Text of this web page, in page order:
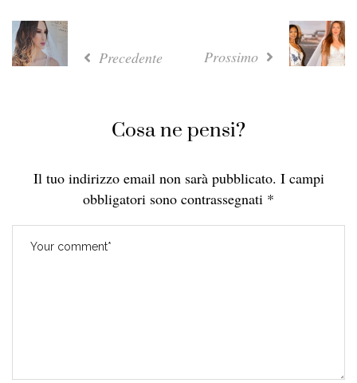
Precedente Prossimo
Cosa ne pensi?
Il tuo indirizzo email non sarà pubblicato. I campi
obbligatori sono contrassegnati *